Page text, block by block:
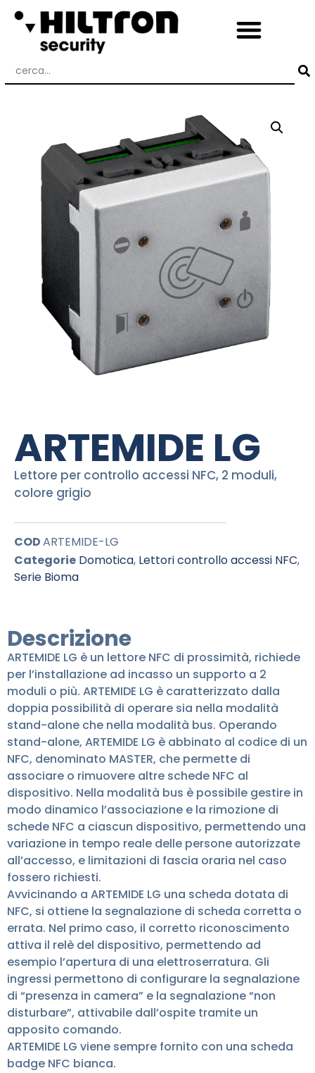
ARTEMIDE LG
Lettore per controllo accessi NFC, 2 moduli,
colore grigio
CODARTEMIDE-LG
Categorie Domotica, Lettori controllo accessi NFC,
Serie Bioma
Descrizione
ARTEMIDE LG è un lettore NFC di prossimità, richiede
per l’installazione ad incasso un supporto a 2
moduli o più. ARTEMIDE LG è caratterizzato dalla
doppia possibilità di operare sia nella modalità
stand-alone che nella modalità bus. Operando
stand-alone, ARTEMIDE LG è abbinato al codice di un
NFC, denominato MASTER, che permette di
associare o rimuovere altre schede NFC al
dispositivo. Nella modalità bus è possibile gestire in
modo dinamico l’associazione e la rimozione di
schede NFC a ciascun dispositivo, permettendo una
variazione in tempo reale delle persone autorizzate
all’accesso, e limitazioni di fascia oraria nel caso
fossero richiesti.
Avvicinando a ARTEMIDE LG una scheda dotata di
NFC, si ottiene la segnalazione di scheda corretta o
errata. Nel primo caso, il corretto riconoscimento
attiva il relè del dispositivo, permettendo ad
esempio l’apertura di una elettroserratura. Gli
ingressi permettono di configurare la segnalazione
di “presenza in camera” e la segnalazione “non
disturbare”, attivabile dall’ospite tramite un
apposito comando.
ARTEMIDE LG viene sempre fornito con una scheda
badge NFC bianca.